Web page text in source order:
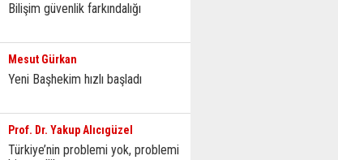
Bilişim güvenlik farkındalığı
Mesut Gürkan
Yeni Başhekim hızlı başladı
Prof. Dr. Yakup Alıcıgüzel
Türkiye’nin problemi yok, problemi